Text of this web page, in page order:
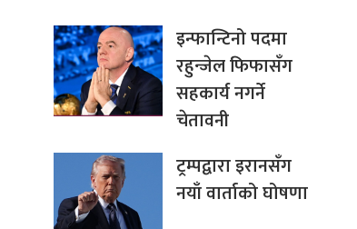
इन्फान्टिनो पदमा
रहुन्जेल फिफासँग
सहकार्य नगर्ने
चेतावनी
ट्रम्पद्वारा इरानसँग
नयाँ वार्ताको घोषणा